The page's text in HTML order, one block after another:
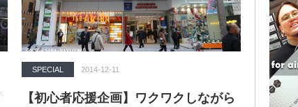
SPECIAL 2014-12-11
【初心者応援企画】ワクワクしながら